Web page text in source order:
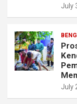
July
July